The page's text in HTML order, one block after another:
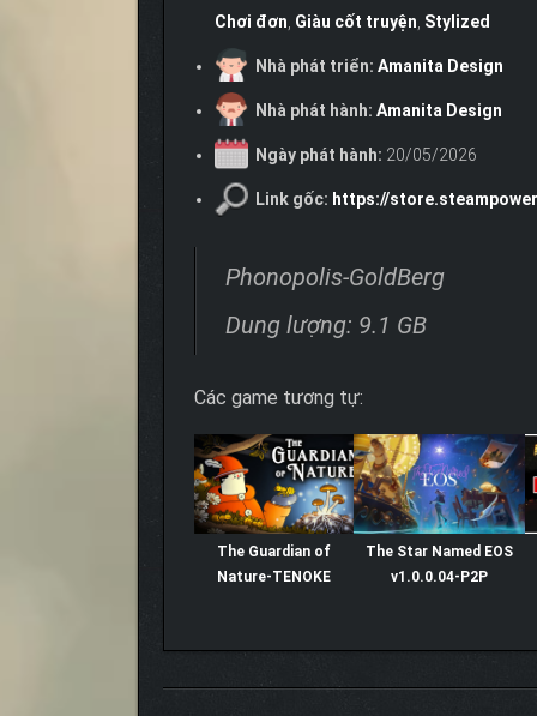
Chơi đơn, Giàu cốt truyện, Stylized
Nhà phát triển: Amanita Design
Nhà phát hành: Amanita Design
Ngày phát hành: 20/05/2026
Link gốc: https://
Phonopolis-GoldBerg
Dung lượng: 9.1 GB
Các game tương tự:
The Guardian of
Nature-TENOKE
The Star Named EOS
v1.0.0.04-P2P